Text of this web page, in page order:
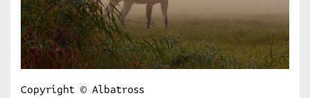
Copyright © Albatross